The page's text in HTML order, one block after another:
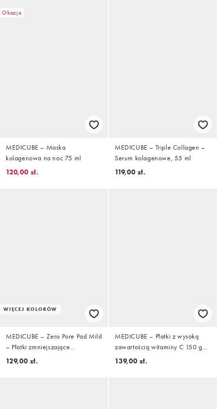
Okazja
MEDICUBE – Maska
kolagenowa na noc 75 ml
120,00 zł.
MEDICUBE – Triple Collagen –
Serum kolagenowe, 55 ml
119,00 zł.
WIĘCEJ KOLORÓW
MEDICUBE – Zero Pore Pad Mild
– Płatki zmniejszające
widoczność porów 155 g
129,00 zł.
MEDICUBE – Płatki z wysoką
zawartością witaminy C 150 g
(70 szt.)
139,00 zł.